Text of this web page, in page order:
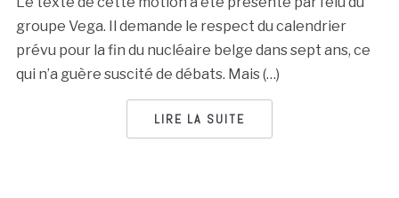
groupe Vega. Il demande le respect du calendrier
prévu pour la fin du nucléaire belge dans sept ans, ce
qui n’a guère suscité de débats. Mais (…)
LIRE LA SUITE